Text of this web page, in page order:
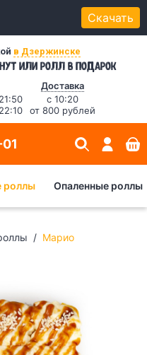
Скачать
в Дзержинске
или ролл в подарок
Доставка
с 10:20
от 800 рублей
роллы Опаленные роллы
Марио